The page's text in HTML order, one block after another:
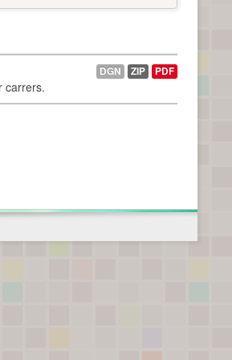
carrers.
DGN ZIP PDF